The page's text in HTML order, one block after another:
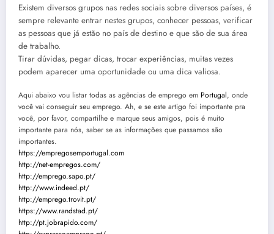
Existem diversos grupos nas redes sociais sobre diversos países, é
sempre relevante entrar nestes grupos, conhecer pessoas, verificar
as pessoas que já estão no país de destino e que são de sua área
de trabalho.
Tirar dúvidas, pegar dicas, trocar experiências, muitas vezes
podem aparecer uma oportunidade ou uma dica valiosa.
Aqui abaixo vou listar todas as agências de emprego em Portugal, onde
você vai conseguir seu emprego. Ah, e se este artigo foi importante pra
você, por favor, compartilhe e marque seus amigos, pois é muito
importante para nós, saber se as informações que passamos são
importantes.
https://empregosemportugal.com
http://net-empregos.com/
http://emprego.sapo.pt/
http://www.indeed.pt/
http://emprego.trovit.pt/
https://www.randstad.pt/
http://pt.jobrapido.com/